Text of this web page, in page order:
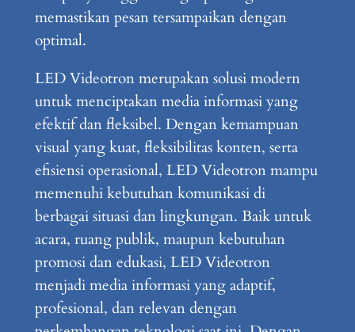
memastikan pesan tersampaikan dengan
optimal.
LED Videotron merupakan solusi modern
untuk menciptakan media informasi yang
efektif dan fleksibel. Dengan kemampuan
visual yang kuat, fleksibilitas konten, serta
efisiensi operasional, LED Videotron mampu
memenuhi kebutuhan komunikasi di
berbagai situasi dan lingkungan. Baik untuk
acara, ruang publik, maupun kebutuhan
promosi dan edukasi, LED Videotron
menjadi media informasi yang adaptif,
profesional, dan relevan dengan